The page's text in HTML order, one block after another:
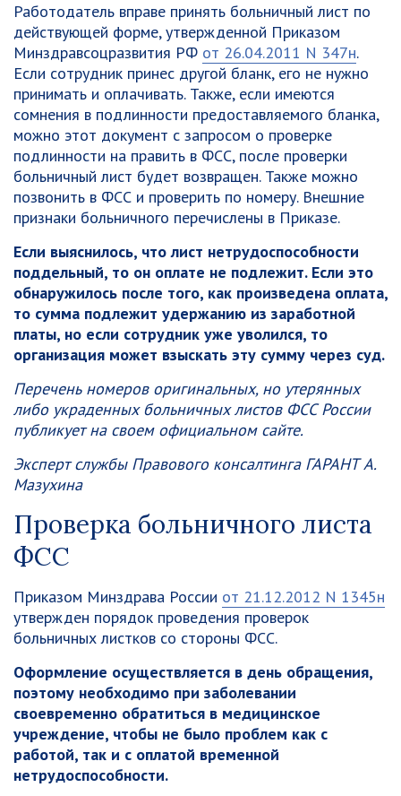
Работодатель вправе принять больничный лист по
действующей форме, утвержденной Приказом
Минздравсоцразвития РФ от 26.04.2011 N 347н.
Если сотрудник принес другой бланк, его не нужно
принимать и оплачивать. Также, если имеются
сомнения в подлинности предоставляемого бланка,
можно этот документ с запросом о проверке
подлинности на править в ФСС, после проверки
больничный лист будет возвращен. Также можно
позвонить в ФСС и проверить по номеру. Внешние
признаки больничного перечислены в Приказе.
Если выяснилось, что лист нетрудоспособности
поддельный, то он оплате не подлежит. Если это
обнаружилось после того, как произведена оплата,
то сумма подлежит удержанию из заработной
платы, но если сотрудник уже уволился, то
организация может взыскать эту сумму через суд.
Перечень номеров оригинальных, но утерянных
либо украденных больничных листов ФСС России
публикует на своем официальном сайте.
Эксперт службы Правового консалтинга ГАРАНТ А.
Мазухина
Проверка больничного листа
ФСС
Приказом Минздрава России от 21.12.2012 N 1345н
утвержден порядок проведения проверок
больничных листков со стороны ФСС.
Оформление осуществляется в день обращения,
поэтому необходимо при заболевании
своевременно обратиться в медицинское
учреждение, чтобы не было проблем как с
работой, так и с оплатой временной
нетрудоспособности.